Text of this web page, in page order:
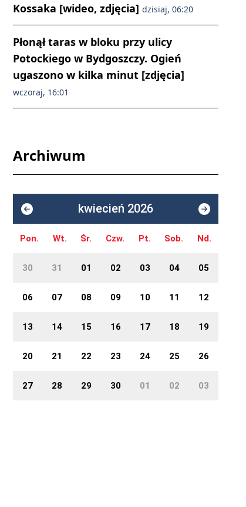
Kossaka [wideo, zdjęcia] dzisiaj, 06:20
Płonął taras w bloku przy ulicy
Potockiego w Bydgoszczy. Ogień
ugaszono w kilka minut [zdjęcia]
wczoraj, 16:01
Archiwum
kwiecień 2026
Pon. Wt. Śr. Czw. Pt. Sob. Nd.
30 31 01 02 03 04 05
06 07 08 09 10 11 12
13 14 15 16 17 18 19
20 21 22 23 24 25 26
27 28 29 30 01 02 03